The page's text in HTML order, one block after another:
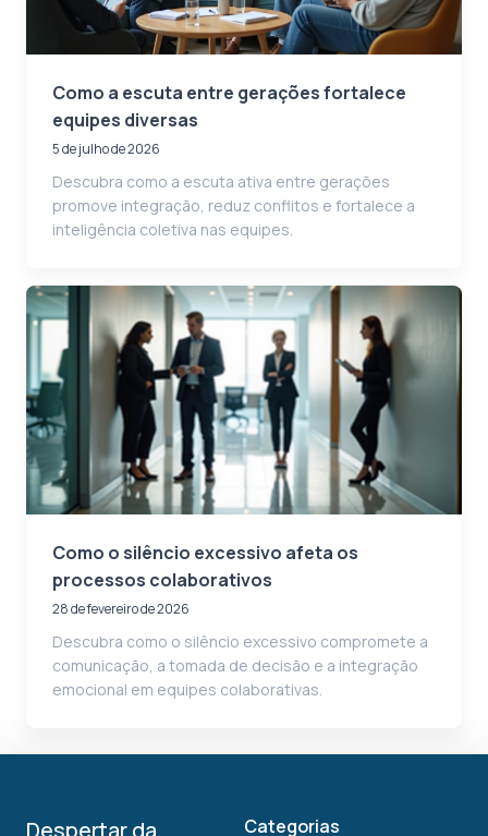
Como a escuta entre gerações fortalece
equipes diversas
5 de julho de 2026
Descubra como a escuta ativa entre gerações
promove integração, reduz conflitos e fortalece a
inteligência coletiva nas equipes.
Como o silêncio excessivo afeta os
processos colaborativos
28 de fevereiro de 2026
Descubra como o silêncio excessivo compromete a
comunicação, a tomada de decisão e a integração
emocional em equipes colaborativas.
Despertar da Categorias